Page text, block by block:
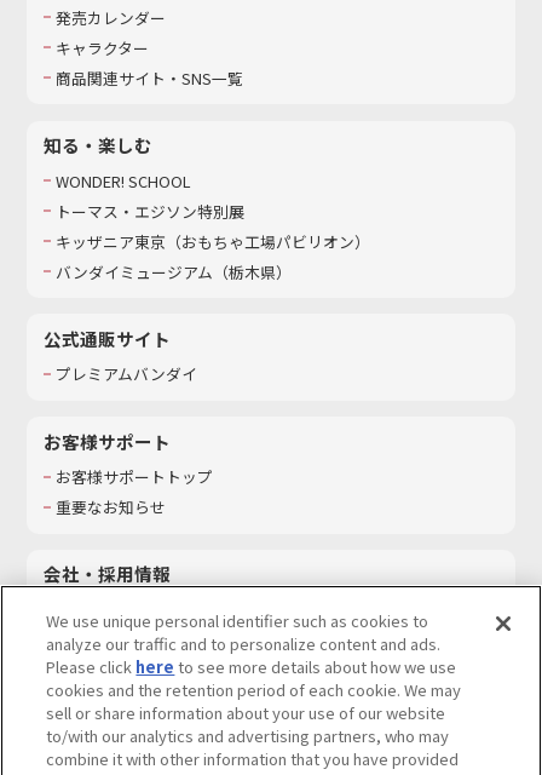
発売カレンダー
キャラクター
商品関連サイト・SNS一覧
知る・楽しむ
WONDER! SCHOOL
トーマス・エジソン特別展
キッザニア東京（おもちゃ工場パビリオン）​
バンダイミュージアム（栃木県）
公式通販サイト
プレミアムバンダイ
お客様サポート
お客様サポートトップ
重要なお知らせ
会社・採用情報
採用情報
サステナビリティ
お問い合わせ
We use unique personal identifier such as cookies to
analyze our traffic and to personalize content and ads.
Please click here to see more details about how we use
cookies and the retention period of each cookie. We may
sell or share information about your use of our website
to/with our analytics and advertising partners, who may
combine it with other information that you have provided